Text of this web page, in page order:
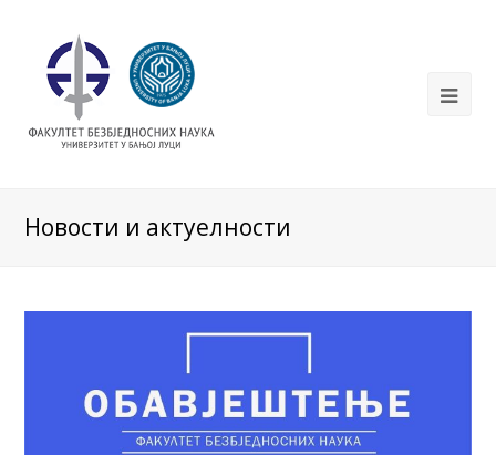
Новости и актуелности